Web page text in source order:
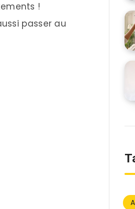
!
passer au